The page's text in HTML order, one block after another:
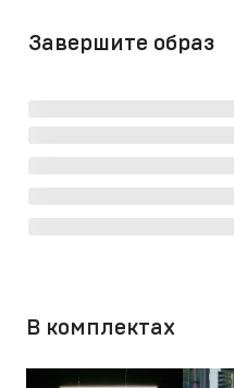
Завершите образ
В комплектах